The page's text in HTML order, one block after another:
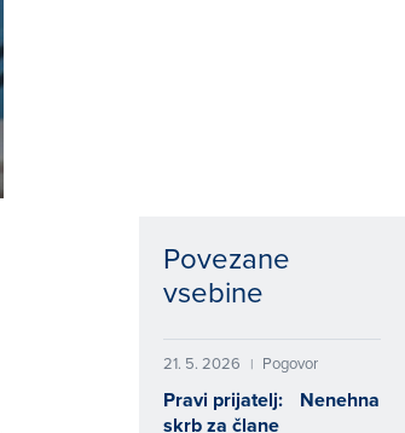
Povezane
vsebine
21. 5. 2026 | Pogovor
Pravi prijatelj: Nenehna
skrb za člane